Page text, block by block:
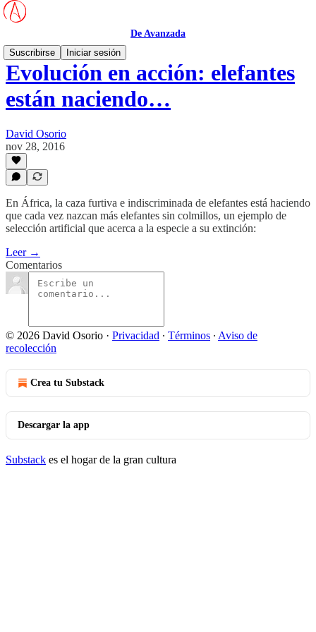
De Avanzada
Suscribirse
Iniciar sesión
Evolución en acción: elefantes
están naciendo…
David Osorio
nov 28, 2016
En África, la caza furtiva e indiscriminada de elefantes está haciendo
que cada vez nazcan más elefantes sin colmillos, un ejemplo de
selección artificial que acerca a la especie a su extinción:
Leer →
Comentarios
© 2026 David Osorio · Privacidad ∙ Términos ∙ Aviso de
recolección
Crea tu Substack
Descargar la app
Substack es el hogar de la gran cultura